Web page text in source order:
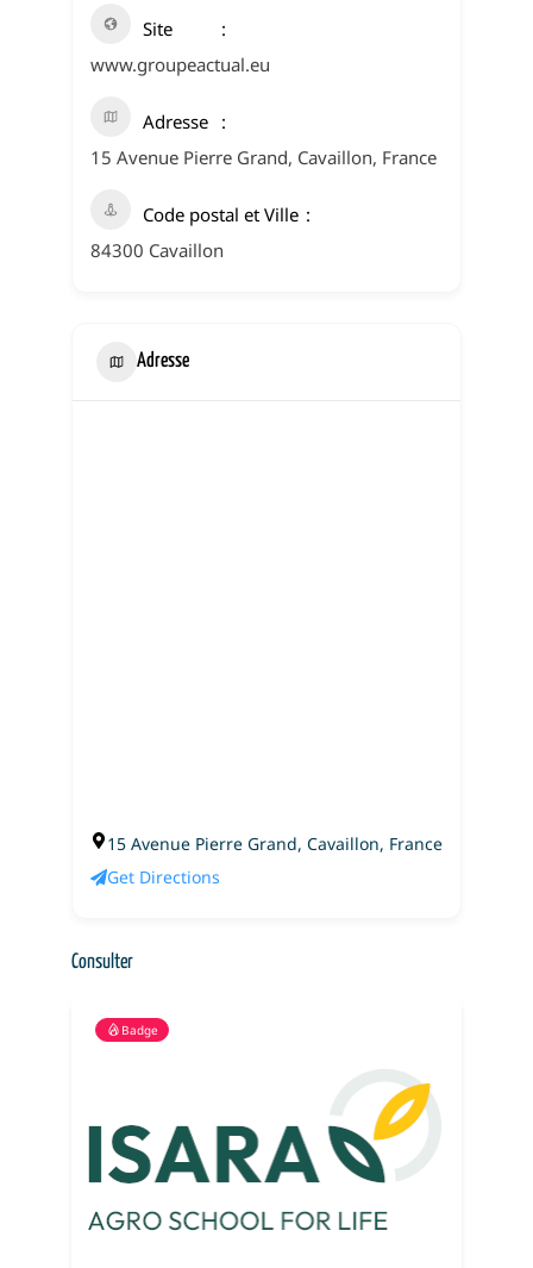
Site
www.groupeactual.eu
Adresse
15 Avenue Pierre Grand, Cavaillon, France
Code postal et Ville
84300 Cavaillon
Adresse
15 Avenue Pierre Grand, Cavaillon, France
Get Directions
Consulter
Badge